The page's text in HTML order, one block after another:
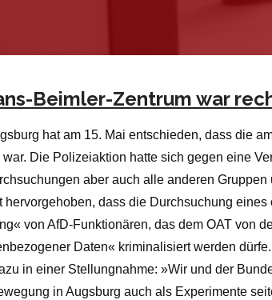
Beimler-Zentrum war
hat am 15. Mai entschieden, dass die
Die Polizeiaktion hatte sich gegen eine
aber auch alle anderen
hervorgehoben, dass die Durchsuchung
von AfD-Funktionären, das dem OAT von
Daten« kriminalisiert werden dürfe.
in einer Stellungnahme: »Wir und der
in Augsburg auch als Experimente